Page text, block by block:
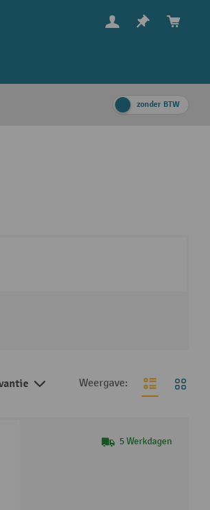
zonder BTW
Weergave:
5 Werkdagen